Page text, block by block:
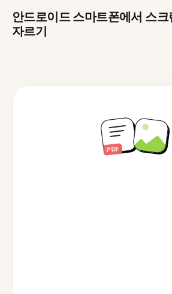
안드로이드 스마트폰에서 스크
자르기